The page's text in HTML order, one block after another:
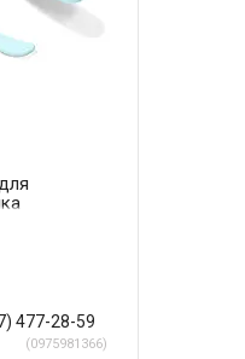
477-28-59
0975981366